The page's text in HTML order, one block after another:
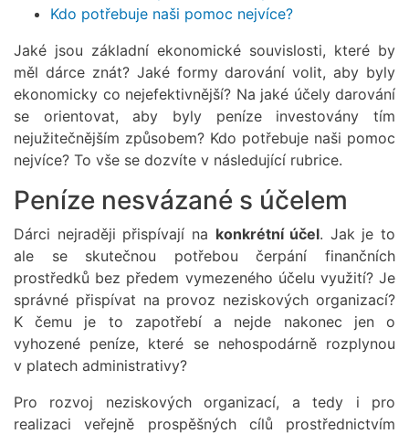
Kdo potřebuje naši pomoc nejvíce?
Jaké jsou základní ekonomické souvislosti, které by
měl dárce znát? Jaké formy darování volit, aby byly
ekonomicky co nejefektivnější? Na jaké účely darování
se orientovat, aby byly peníze investovány tím
nejužitečnějším způsobem? Kdo potřebuje naši pomoc
nejvíce? To vše se dozvíte v následující rubrice.
Peníze nesvázané s účelem
Dárci nejraději přispívají na konkrétní účel. Jak je to
ale se skutečnou potřebou čerpání finančních
prostředků bez předem vymezeného účelu využití? Je
správné přispívat na provoz neziskových organizací?
K čemu je to zapotřebí a nejde nakonec jen o
vyhozené peníze, které se nehospodárně rozplynou
v platech administrativy?
Pro rozvoj neziskových organizací, a tedy i pro
realizaci veřejně prospěšných cílů prostřednictvím